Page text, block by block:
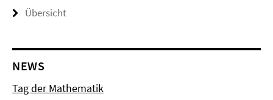
Übersicht
NEWS
Tag der Mathematik